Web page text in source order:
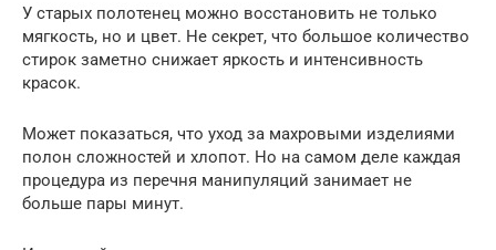
У старых полотенец можно восстановить не только
мягкость, но и цвет. Не секрет, что большое количество
стирок заметно снижает яркость и интенсивность
красок.
Может показаться, что уход за махровыми изделиями
полон сложностей и хлопот. Но на самом деле каждая
процедура из перечня манипуляций занимает не
больше пары минут.